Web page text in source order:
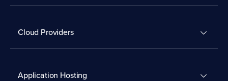
Cloud Providers
Application Hosting